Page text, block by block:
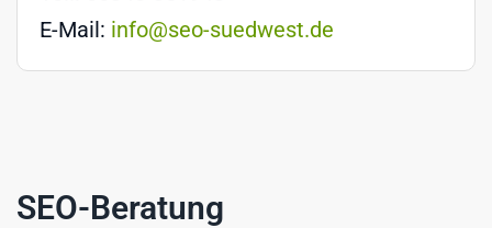
E-Mail: info@seo-suedwest.de
SEO-Beratung